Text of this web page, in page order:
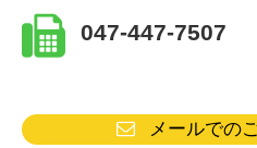
047-447-7507
メールでの